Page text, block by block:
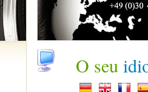
O seu